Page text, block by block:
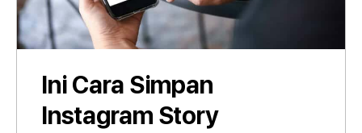
Ini Cara Simpan
Instagram Story